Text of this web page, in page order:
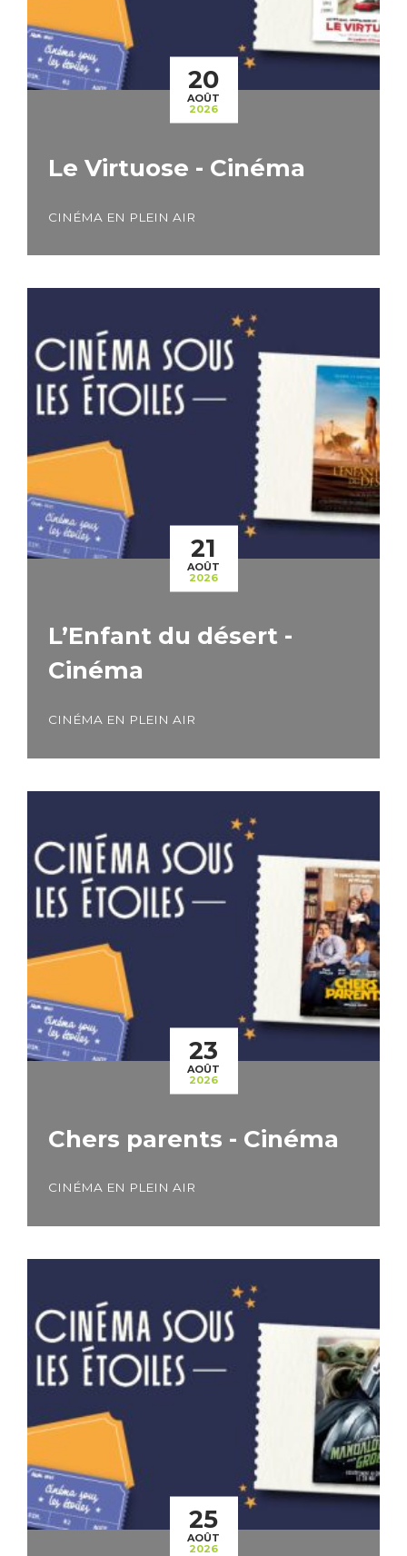
20
AOÛT
2026
Le Virtuose - Cinéma
CINÉMA EN PLEIN AIR
21
AOÛT
2026
L’Enfant du désert -
Cinéma
CINÉMA EN PLEIN AIR
23
AOÛT
2026
Chers parents - Cinéma
CINÉMA EN PLEIN AIR
25
AOÛT
2026